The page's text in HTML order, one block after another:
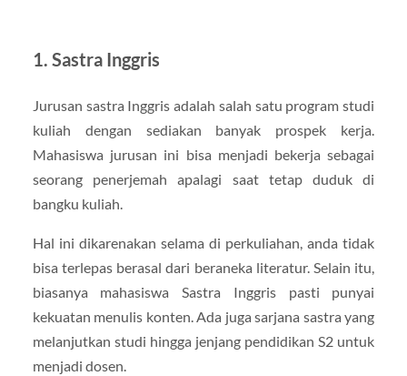
1. Sastra Inggris
Jurusan sastra Inggris adalah salah satu program studi
kuliah dengan sediakan banyak prospek kerja.
Mahasiswa jurusan ini bisa menjadi bekerja sebagai
seorang penerjemah apalagi saat tetap duduk di
bangku kuliah.
Hal ini dikarenakan selama di perkuliahan, anda tidak
bisa terlepas berasal dari beraneka literatur. Selain itu,
biasanya mahasiswa Sastra Inggris pasti punyai
kekuatan menulis konten. Ada juga sarjana sastra yang
melanjutkan studi hingga jenjang pendidikan S2 untuk
menjadi dosen.